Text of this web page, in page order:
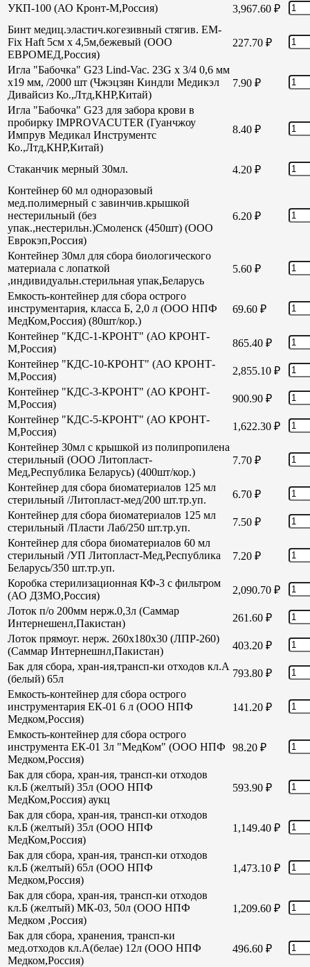
УКП-100 (АО Кронт-М,Россия) 3,967.60 ₽
Бинт медиц.эластич.когезивный стягив. EM-
Fix Haft 5см х 4,5м,бежевый (ООО
ЕВРОМЕД,Россия)
227.70 ₽
Игла "Бабочка" G23 Lind-Vac. 23G х 3/4 0,6 мм
х19 мм, /2000 шт (Чжэцзян Киндли Медикэл
Дивайсиз Ко.,Лтд,КНР,Китай)
7.90 ₽
Игла "Бабочка" G23 для забора крови в
пробирку IMPROVACUTER (Гуанчжоу
Импрув Медикал Инструментс
Ко.,Лтд,КНР,Китай)
8.40 ₽
Стаканчик мерный 30мл. 4.20 ₽
Контейнер 60 мл одноразовый
мед.полимерный с завинчив.крышкой
нестерильный (без
упак.,нестерильн.)Смоленск (450шт) (ООО
Еврокэп,Россия)
6.20 ₽
Контейнер 30мл для сбора биологического
материала с лопаткой
,индивидуальн.стерильная упак,Беларусь
5.60 ₽
Емкость-контейнер для сбора острого
инструментария, класса Б, 2,0 л (ООО НПФ
МедКом,Россия) (80шт/кор.)
69.60 ₽
Контейнер "КДС-1-КРОНТ" (АО КРОНТ-
М,Россия)
865.40 ₽
Контейнер "КДС-10-КРОНТ" (АО КРОНТ-
М,Россия)
2,855.10 ₽
Контейнер "КДС-3-КРОНТ" (АО КРОНТ-
М,Россия)
900.90 ₽
Контейнер "КДС-5-КРОНТ" (АО КРОНТ-
М,Россия)
1,622.30 ₽
Контейнер 30мл с крышкой из полипропилена
стерильный (ООО Литопласт-
Мед,Республика Беларусь) (400шт/кор.)
7.70 ₽
Контейнер для сбора биоматериалов 125 мл
стерильный /Литопласт-мед/200 шт.тр.уп.
6.70 ₽
Контейнер для сбора биоматериалов 125 мл
стерильный /Пласти Лаб/250 шт.тр.уп.
7.50 ₽
Контейнер для сбора биоматериалов 60 мл
стерильный /УП Литопласт-Мед,Республика
Беларусь/350 шт.тр.уп.
7.20 ₽
Коробка стерилизационная КФ-3 с фильтром
(АО ДЗМО,Россия)
2,090.70 ₽
Лоток п/о 200мм нерж.0,3л (Саммар
Интернешенл,Пакистан)
261.60 ₽
Лоток прямоуг. нерж. 260х180х30 (ЛПР-260)
(Саммар Интернешнл,Пакистан)
403.20 ₽
Бак для сбора, хран-ия,трансп-ки отходов кл.А
(белый) 65л
793.80 ₽
Емкость-контейнер для сбора острого
инструментария ЕК-01 6 л (ООО НПФ
Медком,Россия)
141.20 ₽
Емкость-контейнер для сбора острого
инструмента ЕК-01 3л "МедКом" (ООО НПФ
Медком,Россия)
98.20 ₽
Бак для сбора, хран-ия, трансп-ки отходов
кл.Б (желтый) 35л (ООО НПФ
МедКом,Россия) аукц
593.90 ₽
Бак для сбора, хран-ия, трансп-ки отходов
кл.Б (желтый) 35л (ООО НПФ
МедКом,Россия)
1,149.40 ₽
Бак для сбора, хран-ия, трансп-ки отходов
кл.Б (желтый) 65л (ООО НПФ
Медком,Россия)
1,473.10 ₽
Бак для сбора, хран-ия, трансп-ки отходов
кл.Б (желтый) МК-03, 50л (ООО НПФ
Медком ,Россия)
1,209.60 ₽
Бак для сбора, хранения, трансп-ки
мед.отходов кл.А(белае) 12л (ООО НПФ
Медком,Россия)
496.60 ₽